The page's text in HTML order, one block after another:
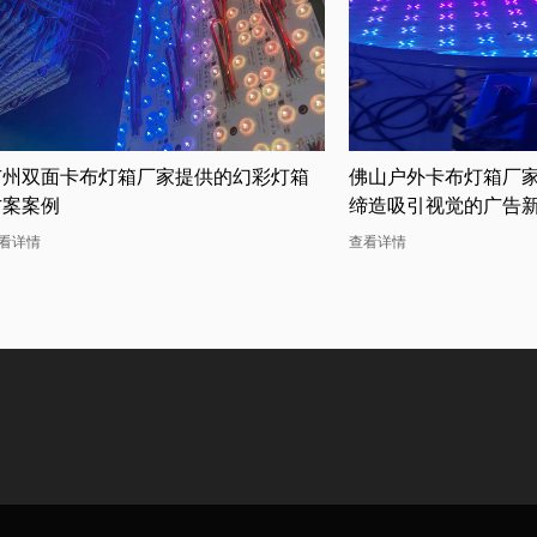
双面卡布灯箱厂家提供的幻彩灯箱
案例
详情
佛山户外卡布灯箱厂
缔造吸引视觉的广告
查看详情